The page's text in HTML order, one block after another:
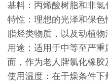
基料：丙烯酸树脂和非氯
特性：理想的光泽和保
脂烃类物质，以及动植物
用途：适用于中等至严
面，作为老人牌氯化橡胶
使用温度：在干燥条件下